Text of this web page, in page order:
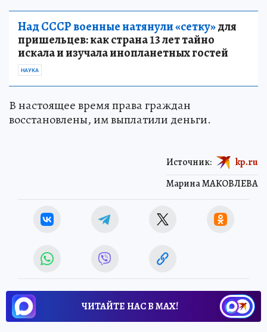
Над СССР военные натянули «сетку»для
пришельцев: как страна 13 лет тайно
искала и изучала инопланетных гостей
НАУКА
В настоящее время права граждан
восстановлены, им выплатили деньги.
Марина МАКОВЛЕВА
Источник: kp.ru
ЧИТАЙТЕ НАС В МАХ!